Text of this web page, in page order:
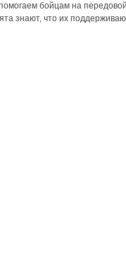
бойцам на
знают, что их